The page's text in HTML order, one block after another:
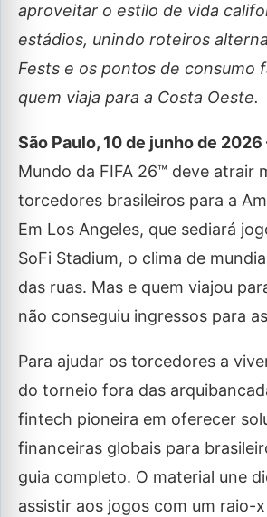
aproveitar o estilo de vida
estádios, unindo roteiros
Fests e os pontos de consumo
quem viaja para a Costa Oeste.
São Paulo, 10 de junho de 2026
Mundo da FIFA 26™ deve atrair
torcedores brasileiros para a
Em Los Angeles, que sediará
SoFi Stadium, o clima de
das ruas. Mas e quem viajou
não conseguiu ingressos para
Para ajudar os torcedores a
do torneio fora das
fintech pioneira em oferecer
financeiras globais para
guia completo. O material une
assistir aos jogos com um raio-